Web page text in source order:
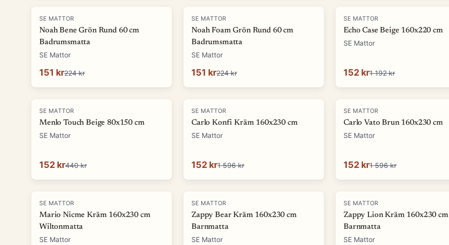
-33%
SE MATTOR
Noah Bene Grön Rund 60 cm
Badrumsmatta
SE Mattor
151 kr224 kr
-33%
SE MATTOR
Noah Foam Grön Rund 60 cm
Badrumsmatta
SE Mattor
151 kr224 kr
-87%
SE MATTOR
Echo Case Beige 160x220 cm
SE Mattor
152 kr1 192 kr
-65%
SE MATTOR
Menlo Touch Beige 80x150 cm
SE Mattor
152 kr440 kr
-90%
SE MATTOR
Carlo Konfi Kräm 160x230 cm
SE Mattor
152 kr1 596 kr
-90%
SE MATTOR
Carlo Vato Brun 160x230 cm
SE Mattor
152 kr1 596 kr
-62%
SE MATTOR
Mario Nicme Kräm 160x230 cm
Wiltonmatta
SE Mattor
-73%
SE MATTOR
Zappy Bear Kräm 160x230 cm
Barnmatta
SE Mattor
-73%
SE MATTOR
Zappy Lion Kräm 160x230 cm
Barnmatta
SE Mattor